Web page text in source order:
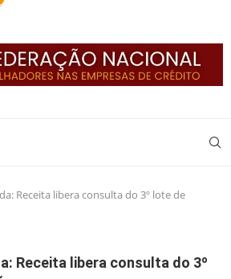
Receita libera consulta do 3º lote de
Receita libera consulta do 3º